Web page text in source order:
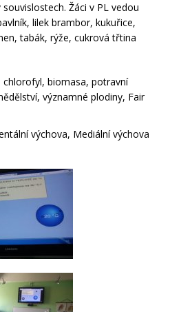
Žáci v PL vedou
lilek brambor, kukuřice,
tabák, rýže, cukrová třtina
biomasa, potravní
významné plodiny, Fair
výchova, Mediální výchova